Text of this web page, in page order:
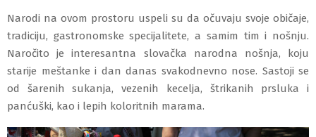
Narodi na ovom prostoru uspeli su da očuvaju svoje običaje,
tradiciju, gastronomske specijalitete, a samim tim i nošnju.
Naročito je interesantna slovačka narodna nošnja, koju
starije meštanke i dan danas svakodnevno nose. Sastoji se
od šarenih sukanja, vezenih kecelja, štrikanih prsluka i
panćuški, kao i lepih koloritnih marama.